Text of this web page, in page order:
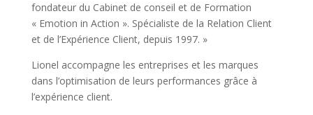
fondateur du Cabinet de conseil et de Formation
« Emotion in Action ». Spécialiste de la Relation Client
et de l’Expérience Client, depuis 1997. »
Lionel accompagne les entreprises et les marques
dans l’optimisation de leurs performances grâce à
l’expérience client.